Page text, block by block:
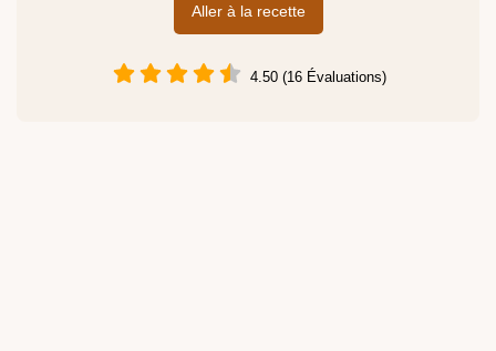
Aller à la recette
4.50 (16 Évaluations)